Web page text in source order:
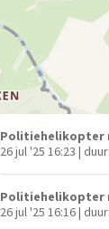
Politiehelikopter
26 jul '25 16:23 |
Politiehelikopter
26 jul '25 16:16 |